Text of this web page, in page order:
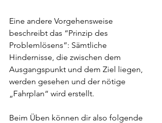
Eine andere Vorgehensweise
beschreibt das “Prinzip des
Problemlösens”: Sämtliche
Hindernisse, die zwischen dem
Ausgangspunkt und dem Ziel liegen,
werden gesehen und der nötige
„Fahrplan“ wird erstellt.
Beim Üben können dir also folgende